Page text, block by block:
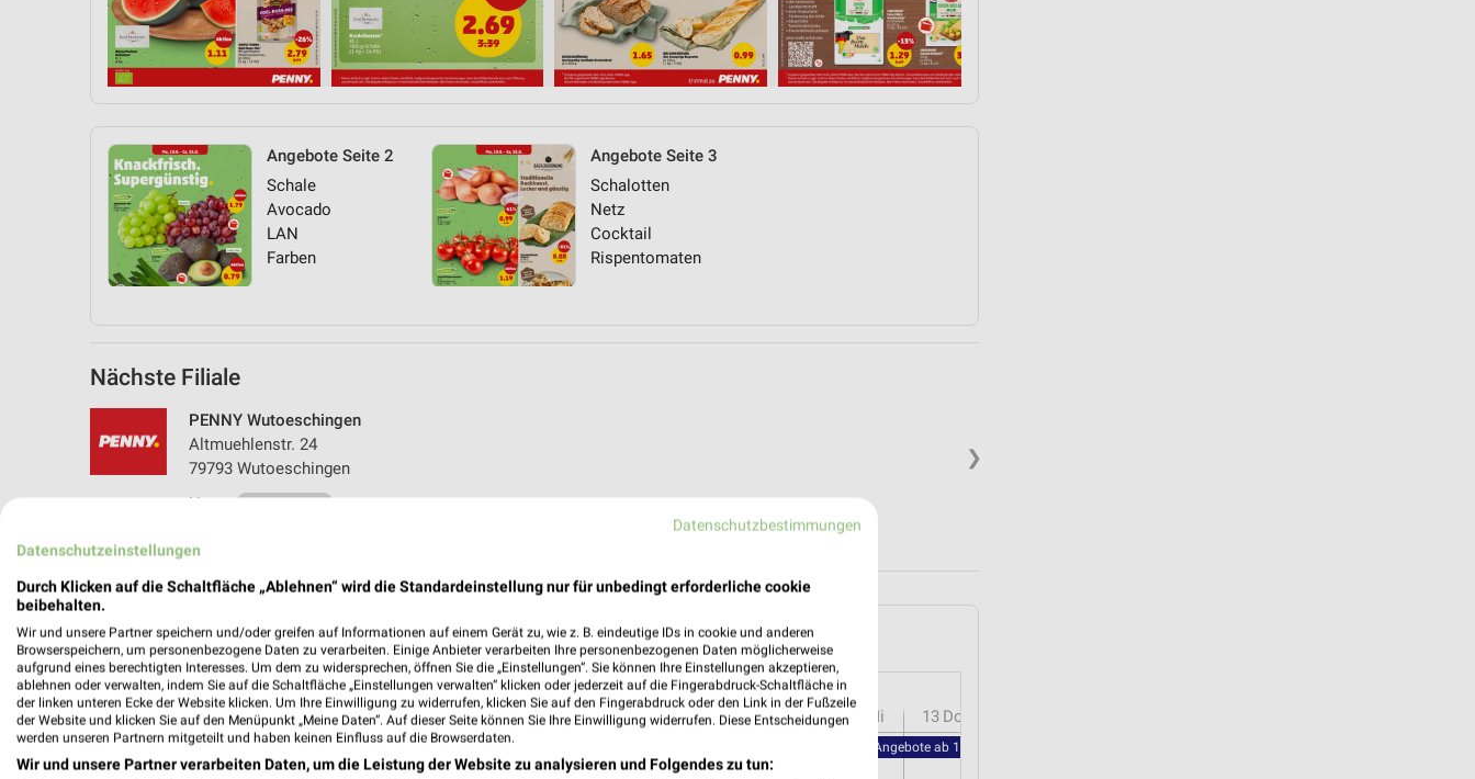
Angebote Seite 2
Schale
Avocado
LAN
Farben
Angebote Seite 3
Schalotten
Netz
Cocktail
Rispentomaten
Nächste Filiale
❯
PENNY Wutoeschingen
Altmuehlenstr. 24
79793 Wutoeschingen
Heute geschlossen
Angebote-Kalender für PENNY in Wutöschingen und Umgebung
Aug.
03 Mo 04Di 05 Mi 06 Do 07 Fr 08Sa 09 So 10Mo 11Di 12 Mi 13 Do
PENNY - Angebote ab 10.08.
Datenschutzbestimmungen
Datenschutzeinstellungen
Durch Klicken auf die Schaltfläche „Ablehnen“ wird die Standardeinstellung nur für unbedingt erforderliche cookie
beibehalten.
Wir und unsere Partner speichern und/oder greifen auf Informationen auf einem Gerät zu, wie z. B. eindeutige IDs in cookie und anderen
Browserspeichern, um personenbezogene Daten zu verarbeiten. Einige Anbieter verarbeiten Ihre personenbezogenen Daten möglicherweise
aufgrund eines berechtigten Interesses. Um dem zu widersprechen, öffnen Sie die „Einstellungen“. Sie können Ihre Einstellungen akzeptieren,
ablehnen oder verwalten, indem Sie auf die Schaltfläche „Einstellungen verwalten“ klicken oder jederzeit auf die Fingerabdruck-Schaltfläche in
der linken unteren Ecke der Website klicken. Um Ihre Einwilligung zu widerrufen, klicken Sie auf den Fingerabdruck oder den Link in der Fußzeile
der Website und klicken Sie auf den Menüpunkt „Meine Daten“. Auf dieser Seite können Sie Ihre Einwilligung widerrufen. Diese Entscheidungen
werden unseren Partnern mitgeteilt und haben keinen Einfluss auf die Browserdaten.
Wir und unsere Partner verarbeiten Daten, um die Leistung der Website zu analysieren und Folgendes zu tun: